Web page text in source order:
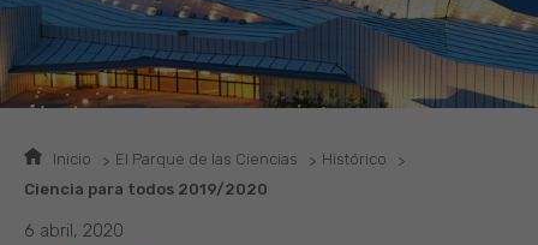
Inicio El Parque de las Ciencias
Histórico
Ciencia para todos 2019/2020
6 abril, 2020